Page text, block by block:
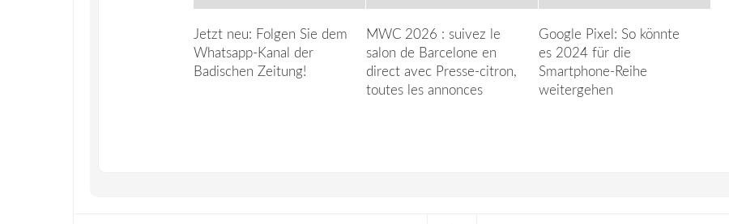
Jetzt neu: Folgen Sie dem
Whatsapp-Kanal der
Badischen Zeitung!
MWC 2026 : suivez le
salon de Barcelone en
direct avec Presse-citron,
toutes les annonces
Google Pixel: So könnte
es 2024 für die
Smartphone-Reihe
weitergehen